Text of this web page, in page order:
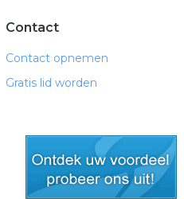
Contact
Contact opnemen
Gratis lid worden